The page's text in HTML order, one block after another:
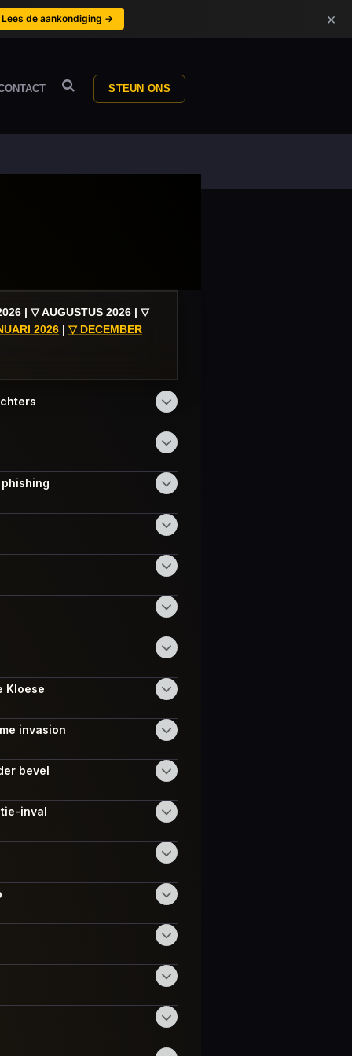
STEUN ONS
| ▽ AUGUSTUS 2026 | ▽
2026 | ▽ DECEMBER
Kloese
invasion
bevel
inval
Lees de aankondiging → ×